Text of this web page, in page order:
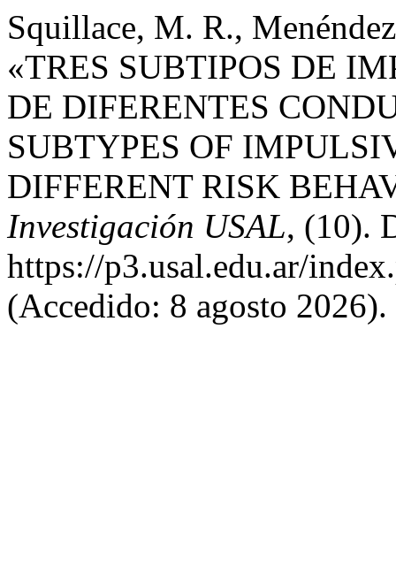
Squillace, M. R.,
«TRES SUBTIPOS DE
DE DIFERENTES
SUBTYPES OF
DIFFERENT RISK
Investigación USAL, (10).
https://p3.usal.edu.ar/
(Accedido: 8 agosto 2026).